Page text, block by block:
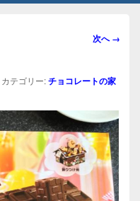
画
ビ
ー
シ
ョ
ン
次へ →
カテゴリー:チョコレートの家